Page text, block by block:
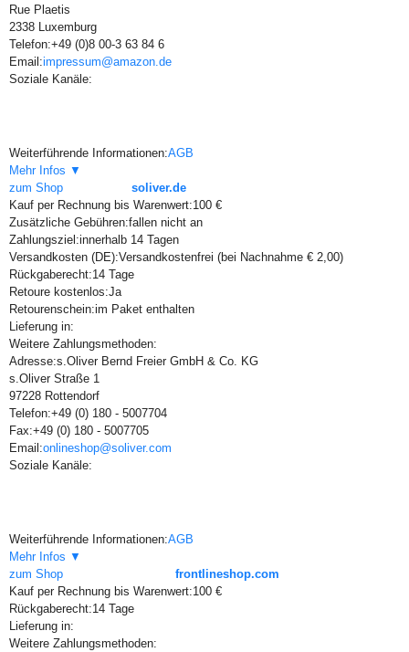
Rue Plaetis
2338 Luxemburg
Telefon:+49 (0)8 00-3 63 84 6
Email:impressum@amazon.de
Soziale Kanäle:
Weiterführende Informationen:AGB
Mehr Infos ▼
zum Shop
soliver.de
Kauf per Rechnung bis Warenwert:100 €
Zusätzliche Gebühren:fallen nicht an
Zahlungsziel:innerhalb 14 Tagen
Versandkosten (DE):Versandkostenfrei (bei Nachnahme € 2,00)
Rückgaberecht:14 Tage
Retoure kostenlos:Ja
Retourenschein:im Paket enthalten
Lieferung in:
Weitere Zahlungsmethoden:
Adresse:s.Oliver Bernd Freier GmbH & Co. KG
s.Oliver Straße 1
97228 Rottendorf
Telefon:+49 (0) 180 - 5007704
Fax:+49 (0) 180 - 5007705
Email:onlineshop@soliver.com
Soziale Kanäle:
Weiterführende Informationen:AGB
Mehr Infos ▼
zum Shop
frontlineshop.com
Kauf per Rechnung bis Warenwert:100 €
Rückgaberecht:14 Tage
Lieferung in:
Weitere Zahlungsmethoden: